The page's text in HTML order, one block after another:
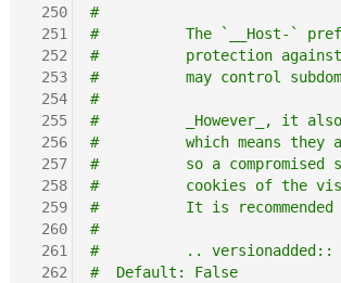
250
251
252
253
254
255
256
257
258
259
260
261
262
#
#          The `__Host-`
#          protection against
#          may control
#
#          _However_, it
#          which means they
#          so a compromised
#          cookies of the
#          It is recommended
#
#          .. versionadded::
#  Default: False